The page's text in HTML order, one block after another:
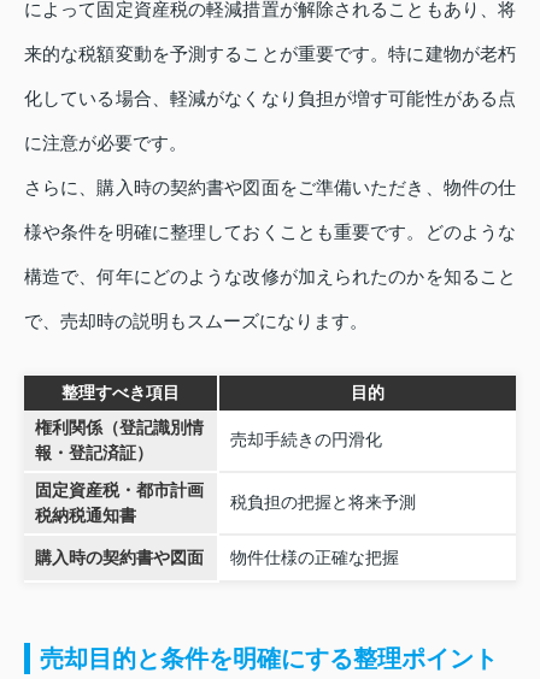
によって固定資産税の軽減措置が解除されることもあり、将
来的な税額変動を予測することが重要です。特に建物が老朽
化している場合、軽減がなくなり負担が増す可能性がある点
に注意が必要です。
さらに、購入時の契約書や図面をご準備いただき、物件の仕
様や条件を明確に整理しておくことも重要です。どのような
構造で、何年にどのような改修が加えられたのかを知ること
で、売却時の説明もスムーズになります。
整理すべき項目
目的
権利関係（登記識別情
報・登記済証）
売却手続きの円滑化
固定資産税・都市計画
税納税通知書
税負担の把握と将来予測
購入時の契約書や図面 物件仕様の正確な把握
売却目的と条件を明確にする整理ポイント